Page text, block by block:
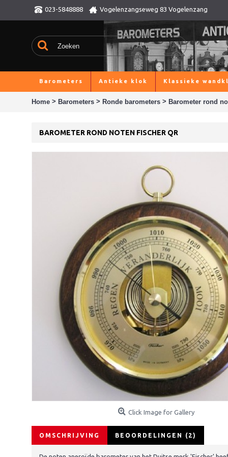
023-5848888 Vogelenzangseweg 83 Vogelenzang
Barometers Antieke klok Klassieke
Home > Barometers > Ronde barometers > Barometer rond
BAROMETER ROND NOTEN FISCHER QR
Click Image for Gallery
OMSCHRIJVING BEOORDELINGEN (2)